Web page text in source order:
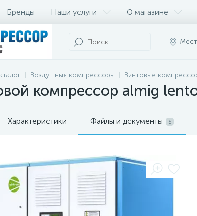
Бренды Наши услуги О магазине
Воздушные компрессоры Винтовые
компрессор almig
Характеристики Файлы и документы 5